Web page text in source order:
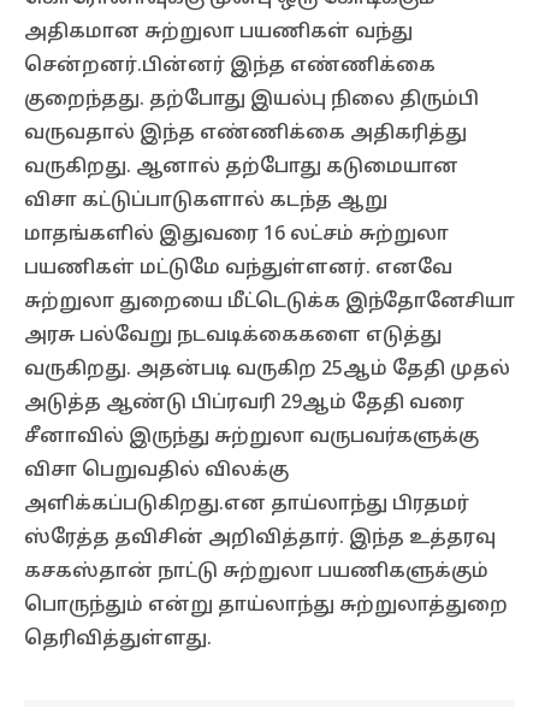
அதிகமான சுற்றுலா பயணிகள் வந்து
சென்றனர்.பின்னர் இந்த எண்ணிக்கை
குறைந்தது. தற்போது இயல்பு நிலை திரும்பி
வருவதால் இந்த எண்ணிக்கை அதிகரித்து
வருகிறது. ஆனால் தற்போது கடுமையான
விசா கட்டுப்பாடுகளால் கடந்த ஆறு
மாதங்களில் இதுவரை 16 லட்சம் சுற்றுலா
பயணிகள் மட்டுமே வந்துள்ளனர். எனவே
சுற்றுலா துறையை மீட்டெடுக்க இந்தோனேசியா
அரசு பல்வேறு நடவடிக்கைகளை எடுத்து
வருகிறது. அதன்படி வருகிற 25ஆம் தேதி முதல்
அடுத்த ஆண்டு பிப்ரவரி 29ஆம் தேதி வரை
சீனாவில் இருந்து சுற்றுலா வருபவர்களுக்கு
விசா பெறுவதில் விலக்கு
அளிக்கப்படுகிறது.என தாய்லாந்து பிரதமர்
ஸ்ரேத்த தவிசின் அறிவித்தார். இந்த உத்தரவு
கசகஸ்தான் நாட்டு சுற்றுலா பயணிகளுக்கும்
பொருந்தும் என்று தாய்லாந்து சுற்றுலாத்துறை
தெரிவித்துள்ளது.